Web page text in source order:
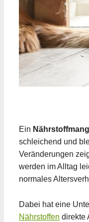
Ein
schleichend und
Veränderungen
werden im Alltag
normales
Dabei hat eine
Nährstoffen direkte